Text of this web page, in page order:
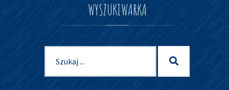
WYSZUKIWARKA
dla: